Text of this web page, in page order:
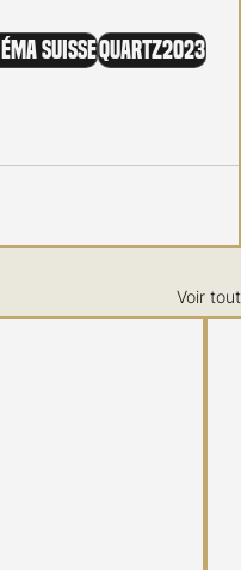
SuisseQuartz2023
Voir tout